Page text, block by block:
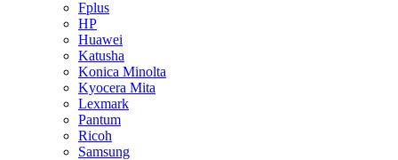
Fplus
HP
Huawei
Katusha
Konica Minolta
Kyocera Mita
Lexmark
Pantum
Ricoh
Samsung